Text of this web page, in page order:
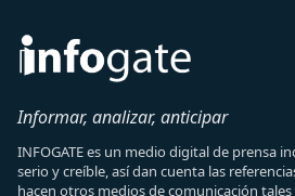
Informar, analizar, anticipar
INFOGATE es un medio digital de prensa
serio y creíble, así dan cuenta las
hacen otros medios de comunicación tales